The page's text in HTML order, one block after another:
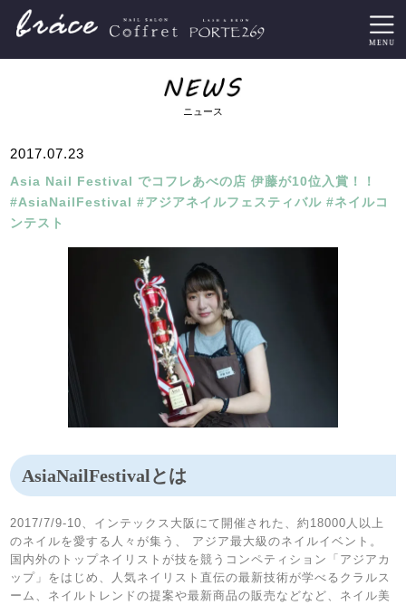
ニュース
2017.07.23
Asia Nail Festival でコフレあべの店 伊藤が10位入賞！！
#AsiaNailFestival #アジアネイルフェスティバル #ネイルコ
ンテスト
AsiaNailFestivalとは
2017/7/9-10、インテックス大阪にて開催された、約18000人以上
のネイルを愛する人々が集う、 アジア最大級のネイルイベント。
国内外のトップネイリストが技を競うコンペティション「アジアカ
ップ」をはじめ、人気ネイリスト直伝の最新技術が学べるクラルス
ーム、ネイルトレンドの提案や最新商品の販売などなど、ネイル美